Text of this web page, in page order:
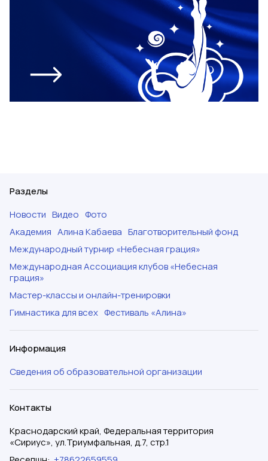
Разделы
Новости Видео Фото
Академия Алина Кабаева Благотворительный фонд
Международный турнир «Небесная грация»
Международная Ассоциация клубов «Небесная
грация»
Мастер-классы и онлайн-тренировки
Гимнастика для всех Фестиваль «Алина»
Информация
Сведения об образовательной организации
Контакты
Краснодарский край, Федеральная территория
«Сириус», ул.Триумфальная, д.7, стр.1